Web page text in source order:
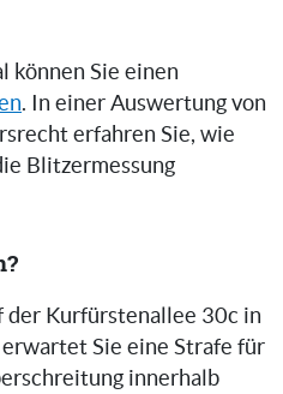
können Sie einen
. In einer Auswertung von
erfahren Sie, wie
Blitzermessung
der Kurfürstenallee 30c in
Sie eine Strafe für
innerhalb